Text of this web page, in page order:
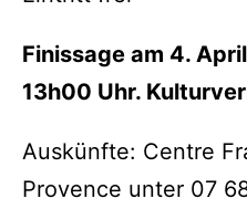
Finissage am 4.
13h00 Uhr.
Auskünfte: Centre
Provence unter 07